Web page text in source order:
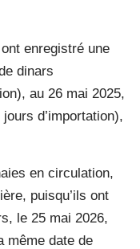
enregistré une
dinars
au 26 mai 2025,
d’importation),
en circulation,
puisqu’ils ont
le 25 mai 2026,
même date de